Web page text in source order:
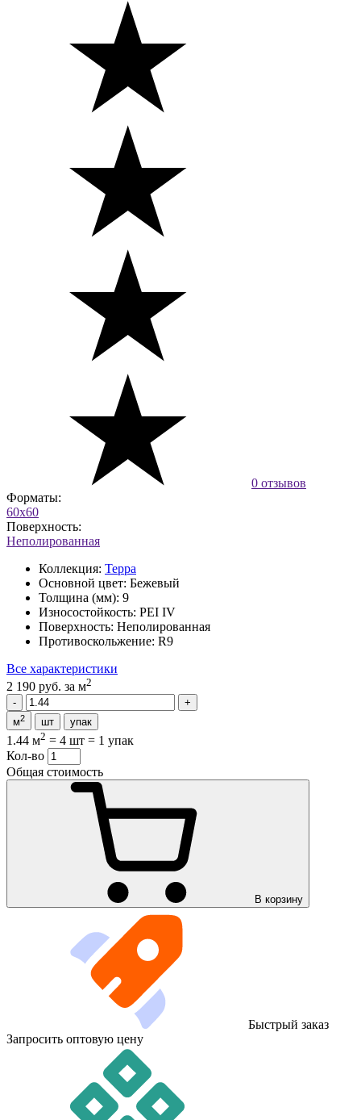
0 отзывов
Форматы:
60x60
Поверхность:
Неполированная
Коллекция: Терра
Основной цвет: Бежевый
Толщина (мм): 9
Износостойкость: PEI IV
Поверхность: Неполированная
Противоскольжение: R9
Все характеристики
2 190 руб. за м2
м2 шт упак
1.44 м2 = 4 шт = 1 упак
Кол-во
Общая стоимость
В корзину
Быстрый заказ
Запросить оптовую цену